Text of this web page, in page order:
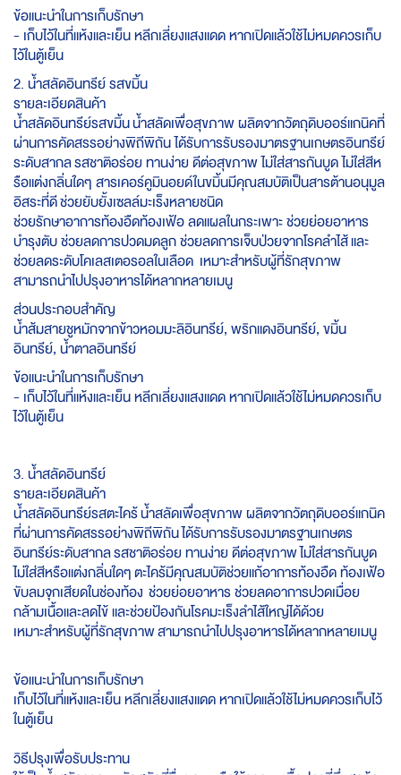
ข้อแนะนำในการเก็บรักษา
- เก็บไว้ในที่แห้งและเย็น หลีกเลี่ยงแสงแดด หากเปิดแล้วใช้ไม่หมดควรเก็บ
ไว้ในตู้เย็น
2. น้ำสลัดอินทรีย์ รสขมิ้น
รายละเอียดสินค้า
น้ำสลัดอินทรีย์รสขมิ้นน้ำสลัดเพื่อสุขภาพ ผลิตจากวัตถุดิบออร์แกนิคที่
ผ่านการคัดสรรอย่างพิถีพิถัน ได้รับการรับรองมาตรฐานเกษตรอินทรีย์
ระดับสากล รสชาติอร่อย ทานง่าย ดีต่อสุขภาพ ไม่ใส่สารกันบูด ไม่ใส่สีห
รือแต่งกลิ่นใดๆ สารเคอร์คูมินอยด์ในขมิ้นมีคุณสมบัติเป็นสารต้านอนุมูล
อิสระที่ดี ช่วยยับยั้งเซลล์มะเร็งหลายชนิด
ช่วยรักษาอาการท้องอืดท้องเฟ้อ ลดแผลในกระเพาะ ช่วยย่อยอาหาร
บำรุงตับ ช่วยลดการปวดมดลูก ช่วยลดการเจ็บป่วยจากโรคลำไส้ และ
ช่วยลดระดับโคเลสเตอรอลในเลือด เหมาะสำหรับผู้ที่รักสุขภาพ
สามารถนำไปปรุงอาหารได้หลากหลายเมนู
ส่วนประกอบสำคัญ
น้ำส้มสายชูหมักจากข้าวหอมมะลิอินทรีย์, พริกแดงอินทรีย์, ขมิ้น
อินทรีย์, น้ำตาลอินทรีย์
ข้อแนะนำในการเก็บรักษา
- เก็บไว้ในที่แห้งและเย็น หลีกเลี่ยงแสงแดด หากเปิดแล้วใช้ไม่หมดควรเก็บ
ไว้ในตู้เย็น
3. น้ำสลัดอินทรีย์
รายละเอียดสินค้า
น้ำสลัดอินทรีย์รสตะไคร้น้ำสลัดเพื่อสุขภาพ ผลิตจากวัตถุดิบออร์แกนิค
ที่ผ่านการคัดสรรอย่างพิถีพิถัน ได้รับการรับรองมาตรฐานเกษตร
อินทรีย์ระดับสากล รสชาติอร่อย ทานง่าย ดีต่อสุขภาพไม่ใส่สารกันบูด
ไม่ใส่สีหรือแต่งกลิ่นใดๆ ตะไคร้มีคุณสมบัติช่วยแก้อาการท้องอืด ท้องเฟ้อ
ขับลมจุกเสียดในช่องท้อง ช่วยย่อยอาหาร ช่วยลดอาการปวดเมื่อย
กล้ามเนื้อและลดไข้ และช่วยป้องกันโรคมะเร็งลำไส้ใหญ่ได้ด้วย
เหมาะสำหรับผู้ที่รักสุขภาพ สามารถนำไปปรุงอาหารได้หลากหลายเมนู
ข้อแนะนำในการเก็บรักษา
เก็บไว้ในที่แห้งและเย็น หลีกเลี่ยงแสงแดด หากเปิดแล้วใช้ไม่หมดควรเก็บไว้
ในตู้เย็น
วิธีปรุงเพื่อรับประทาน